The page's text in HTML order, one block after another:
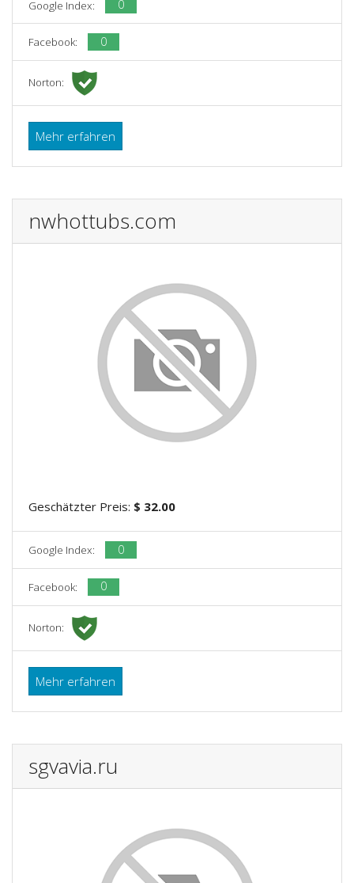
Google Index: 0
Facebook: 0
Norton:
Mehr erfahren
nwhottubs.com
Geschätzter Preis: $ 32.00
Google Index: 0
Facebook: 0
Norton:
Mehr erfahren
sgvavia.ru